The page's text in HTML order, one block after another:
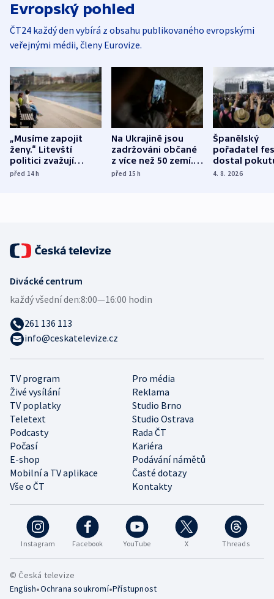
Evropský pohled
ČT24 každý den vybírá z obsahu publikovaného evropskými
veřejnými médii, členy Eurovize.
„Musíme zapojit
ženy.“ Litevští
politici zvažují
dohodu o
před 14h
Na Ukrajině jsou
zadržováni občané
z více než 50 zemí.
Bojovali na straně
před 15h
Španělský
pořadatel
dostal
nekalé
4. 8. 2026
Instagram Facebook YouTube X Threads
TV program
Pro média
Živé vysílání
Reklama
TV poplatky
Studio Brno
Teletext
Studio Ostrava
Podcasty
Rada ČT
Počasí
Kariéra
E-shop
Podávání námětů
Mobilní a TV aplikace
Časté dotazy
Vše o ČT
Kontakty
Divácké centrum
každý všední den:8:00—16:00 hodin
261 136 113
info@ceskatelevize.cz
© Česká televize
English•Ochrana soukromí•Přístupnost